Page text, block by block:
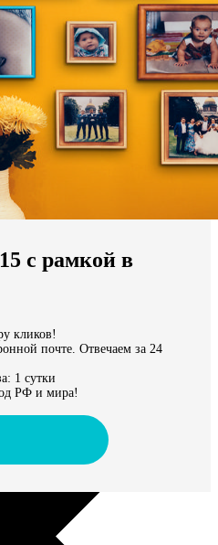
с рамкой в
кликов!
почте. Отвечаем за 24
1 сутки
РФ и мира!